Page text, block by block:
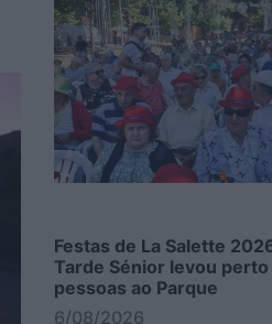
Festas de La Salette
Tarde Sénior levou
pessoas ao Parque
6/08/2026